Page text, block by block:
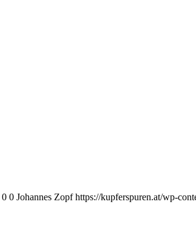
0 0 Johannes Zopf https://kupferspuren.at/wp-